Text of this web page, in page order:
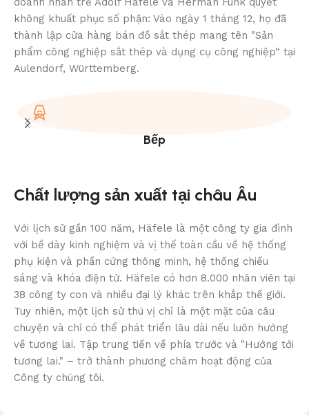
không khuất phục số phận: Vào ngày 1 tháng 12, họ đã
thành lập cửa hàng bán đồ sắt thép mang tên "Sản
phẩm công nghiệp sắt thép và dụng cụ công nghiệp“ tại
Aulendorf, Württemberg.
Bếp
Chất lượng sản xuất tại châu Âu
Với lịch sử gần 100 năm, Häfele là một công ty gia đình
với bề dày kinh nghiệm và vị thế toàn cầu về hệ thống
phụ kiện và phần cứng thông minh, hệ thống chiếu
sáng và khóa điện tử. Häfele có hơn 8.000 nhân viên tại
38 công ty con và nhiều đại lý khác trên khắp thế giới.
Tuy nhiên, một lịch sử thú vị chỉ là một mặt của câu
chuyện và chỉ có thể phát triển lâu dài nếu luôn hướng
về tương lai. Tập trung tiến về phía trước và "Hướng tới
tương lai." – trở thành phương châm hoạt động của
Công ty chúng tôi.